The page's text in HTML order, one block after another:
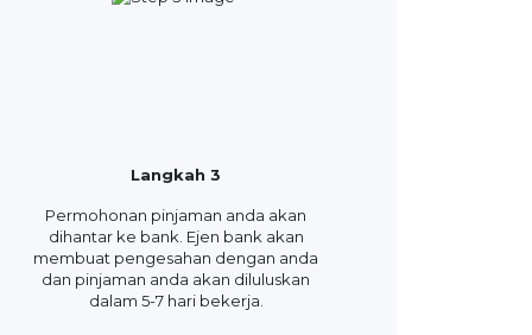
Langkah 3
Permohonan pinjaman anda akan
dihantar ke bank. Ejen bank akan
membuat pengesahan dengan anda
dan pinjaman anda akan diluluskan
dalam 5-7 hari bekerja.